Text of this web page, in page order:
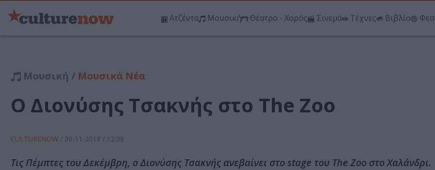
Ατζέντα Μουσική Θέατρο - Χορός Σινεμά Τέχνες Βιβλίο
Μουσική / Μουσικά Νέα
Ο Διονύσης Τσακνής στο The Zoo
CULTURENOW / 30-11-2018 / 12:38
Τις Πέμπτες του Δεκέμβρη, ο Διονύσης Τσακνής ανεβαίνει στο stage του The Zoo στο Χαλάνδρι.